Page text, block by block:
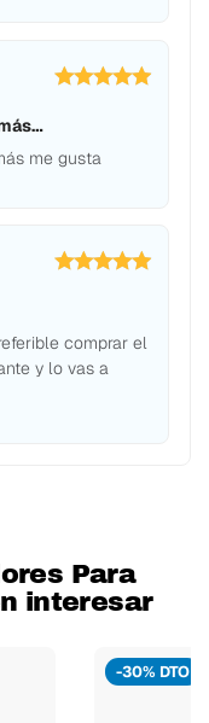
me gusta
comprar el
y lo vas a
Para
interesar
-30% DTO